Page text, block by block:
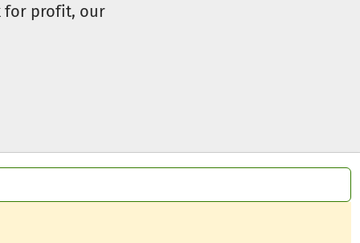
for profit, our